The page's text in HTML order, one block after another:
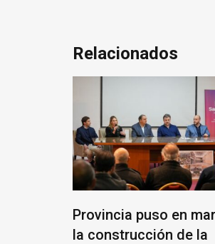
Relacionados
Provincia puso en
la construcción de la